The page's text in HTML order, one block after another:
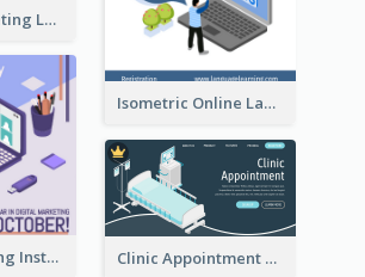
Digital Marketing Landing Site With Interesting Isometric Graphic
Isometric Online Language Learning Instagram Pos
Cute Marketing Instagram Post With Isometric Diagram Clinic Appointment Landing Page With Isometric Diagram